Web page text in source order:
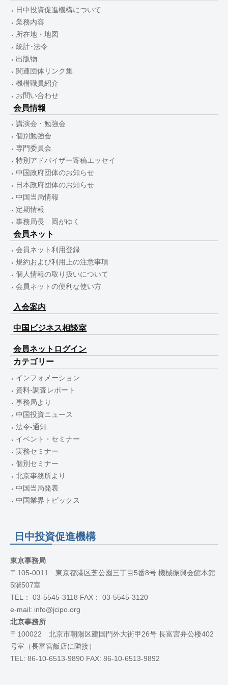
日中投資促進機構について
業務内容
所在地・地図
統計･法令
出版物
関連団体リンク集
機構職員紹介
お問い合わせ
会員情報
講演会・勉強会
個別勉強会
専門委員会
特別アドバイザー寄稿エッセイ
中国政府団体のお知らせ
日本政府団体のお知らせ
中国当局情報
定期情報
事務局長 岡がゆく
会員ネット
会員ネット利用登録
規約および利用上の注意事項
個人情報の取り扱いについて
会員ネットの便利な使い方
入会案内
中国ビジネス相談室
会員ネットログイン
カテゴリー
インフォメーション
資料-調査レポート
事務局より
中国投資ニュース
法令-通知
イベント・セミナー
実務セミナー
個別セミナー
北京事務所より
中国当局発表
中国業界トピックス
日中投資促進機構
東京事務局
〒105-0011 東京都港区芝公園三丁目5番8号 機械振興会館本館
5階507室
TEL： 03-5545-3118 FAX： 03-5545-3120
e-mail: info@jcipo.org
北京事務所
〒100022 北京市朝陽区建国門外大街甲26号 長富宮弁公楼402
号室（長富宮飯店に隣接）
TEL: 86-10-6513-9890 FAX: 86-10-6513-9892